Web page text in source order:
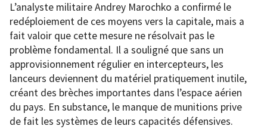
L’analyste militaire Andrey Marochko a confirmé le
redéploiement de ces moyens vers la capitale, mais a
fait valoir que cette mesure ne résolvait pas le
problème fondamental. Il a souligné que sans un
approvisionnement régulier en intercepteurs, les
lanceurs deviennent du matériel pratiquement inutile,
créant des brèches importantes dans l’espace aérien
du pays. En substance, le manque de munitions prive
de fait les systèmes de leurs capacités défensives.